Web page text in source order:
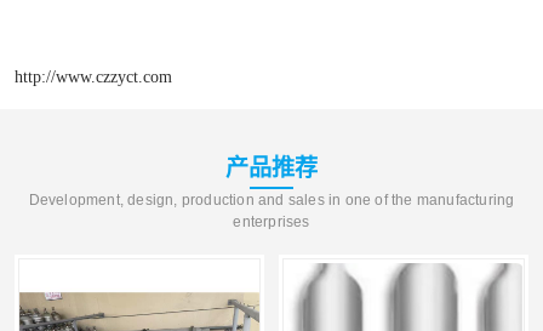
http://www.czzyct.com
产品推荐
Development, design, production and sales in one of the manufacturing
enterprises